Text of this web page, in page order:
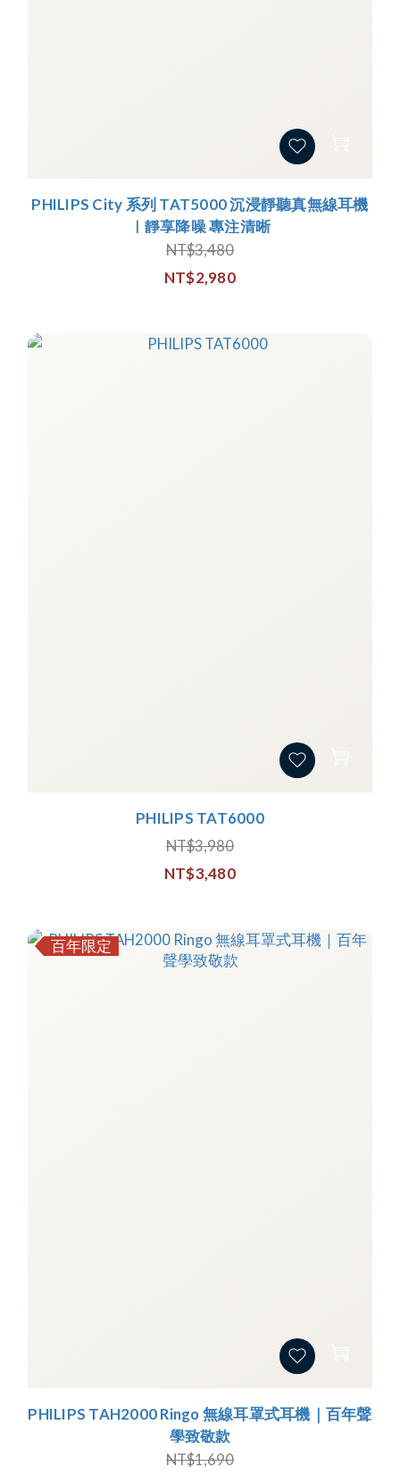
PHILIPS City 系列 TAT5000 沉浸靜聽真無線耳機
｜靜享降噪 專注清晰
NT$3,480
NT$2,980
PHILIPS TAT6000
NT$3,980
NT$3,480
百年限定
PHILIPS TAH2000 Ringo 無線耳罩式耳機｜百年聲
學致敬款
NT$1,690